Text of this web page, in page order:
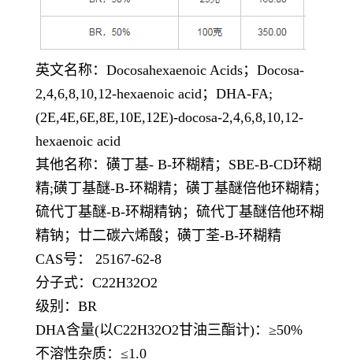
英文名称： Docosahexaenoic Acids；Docosa-
2,4,6,8,10,12-hexaenoic acid；DHA-FA;
(2E,4E,6E,8E,10E,12E)-docosa-2,4,6,8,10,12-
hexaenoic acid
其他名称：磺丁基- Β-环糊精；SBE-B-CD环糊
精;磺丁基醚-Β-环糊精；磺丁基醚倍他环糊精；
硫代丁基醚-Β-环糊精钠；硫代丁基醚倍他环糊
精钠；廿二碳六烯酸；磺丁荃-B-环糊精
CAS号： 25167-62-8
分子式： C22H32O2
级别： BR
DHA含量(以C22H32O2甘油三酯计)：≥50%
不溶性杂质： ≤1.0